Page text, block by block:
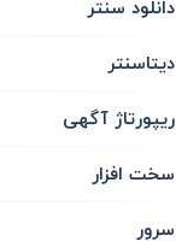
دانلود سنتر
دیتاسنتر
ریپورتاژ آگهی
سخت افزار
سرور